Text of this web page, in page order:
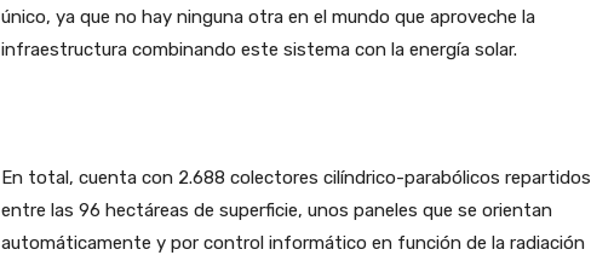
único, ya que no hay ninguna otra en el mundo que aproveche la
infraestructura combinando este sistema con la energía solar.
En total, cuenta con 2.688 colectores cilíndrico-parabólicos repartidos
entre las 96 hectáreas de superficie, unos paneles que se orientan
automáticamente y por control informático en función de la radiación